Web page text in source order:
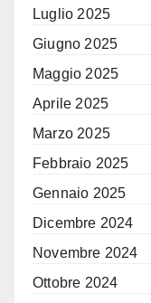
Luglio 2025
Giugno 2025
Maggio 2025
Aprile 2025
Marzo 2025
Febbraio 2025
Gennaio 2025
Dicembre 2024
Novembre 2024
Ottobre 2024